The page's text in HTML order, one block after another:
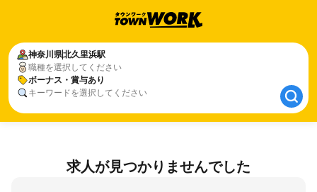
神奈川県北久里浜駅
職種を選択してください
ボーナス・賞与あり
キーワードを選択してください
神奈川県北久里浜駅
ボーナス・賞与あり
求人が見つかりませんでした